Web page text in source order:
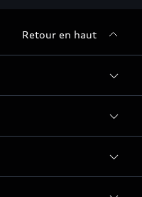
Retour en haut